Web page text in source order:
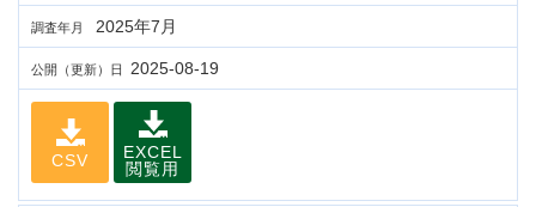
調査年月 2025年7月
公開（更新）日 2025-08-19
CSV
EXCEL
閲覧用